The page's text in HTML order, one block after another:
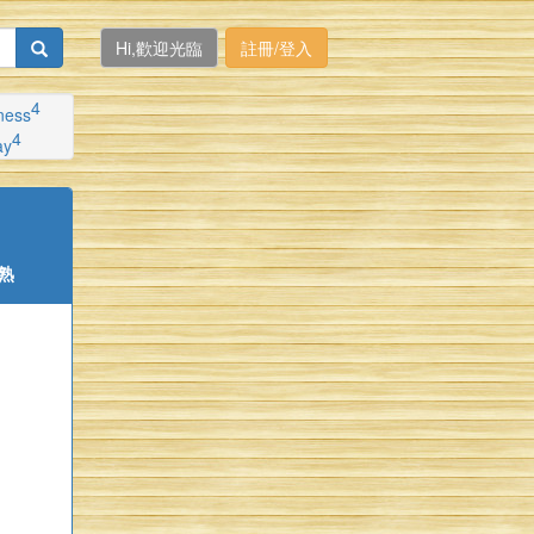
Hi,歡迎光臨 註冊/登入
4
4